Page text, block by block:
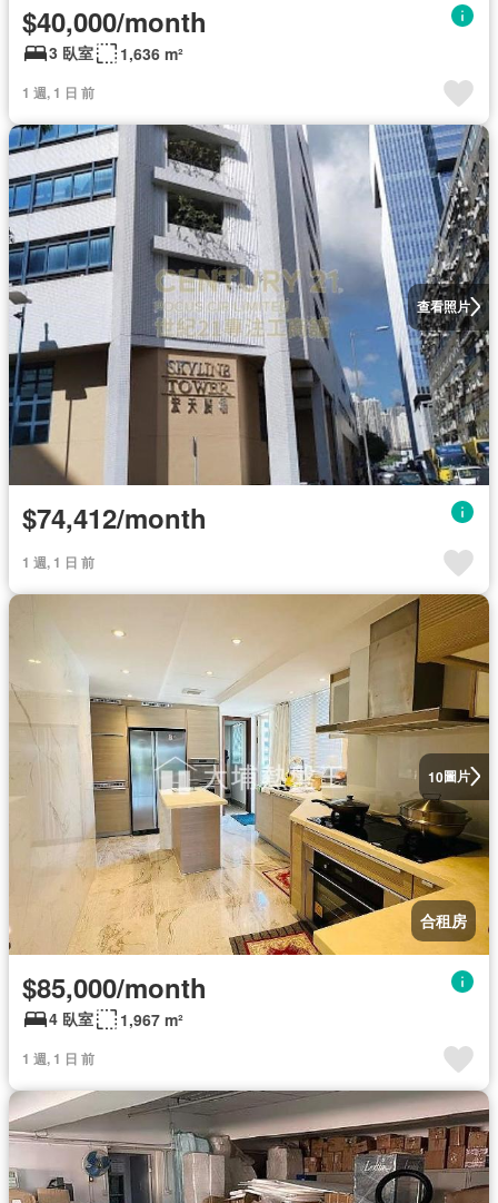
$40,000/month
3 臥室 1,636 m²
1 週, 1 日 前
查看照片
$74,412/month
1 週, 1 日 前
10圖片
合租房
$85,000/month
4 臥室 1,967 m²
1 週, 1 日 前